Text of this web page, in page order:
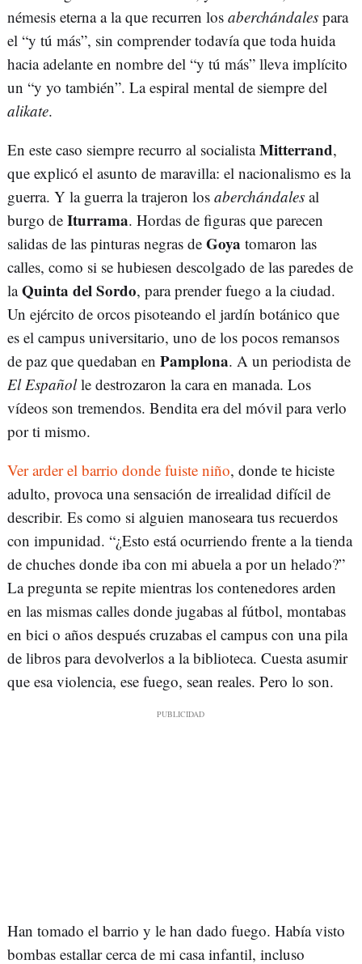
némesis eterna a la que recurren los aberchándales para
el “y tú más”, sin comprender todavía que toda huida
hacia adelante en nombre del “y tú más” lleva implícito
un “y yo también”. La espiral mental de siempre del
alikate.
En este caso siempre recurro al socialistaMitterrand,
que explicó el asunto de maravilla: el nacionalismo es la
guerra. Y la guerra la trajeron los aberchándales al
burgo de Iturrama. Hordas de figuras que parecen
salidas de las pinturas negras de Goya tomaron las
calles, como si se hubiesen descolgado de las paredes de
laQuinta del Sordo, para prender fuego a la ciudad.
Un ejército de orcos pisoteando el jardín botánico que
es el campus universitario, uno de los pocos remansos
de paz que quedaban en Pamplona. A un periodista de
El Españolle destrozaron la cara en manada. Los
vídeos son tremendos. Bendita era del móvil para verlo
por ti mismo.
Ver arder el barrio donde fuiste niño, donde te hiciste
adulto, provoca una sensación de irrealidad difícil de
describir. Es como si alguien manoseara tus recuerdos
con impunidad. “¿Esto está ocurriendo frente a la tienda
de chuches donde iba con mi abuela a por un helado?”
La pregunta se repite mientras los contenedores arden
en las mismas calles donde jugabas al fútbol, montabas
en bici o años después cruzabas el campus con una pila
de libros para devolverlos a la biblioteca. Cuesta asumir
que esa violencia, ese fuego, sean reales. Pero lo son.
Han tomado el barrio y le han dado fuego. Había visto
bombas estallar cerca de mi casa infantil, incluso